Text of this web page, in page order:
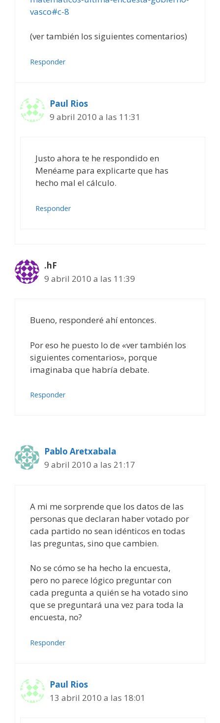
vasco#c-8
(ver también los siguientes comentarios)
Responder
Paul Rios
9 abril 2010 a las 11:31
Justo ahora te he respondido en
Menéame para explicarte que has
hecho mal el cálculo.
Responder
.hF
9 abril 2010 a las 11:39
Bueno, responderé ahí entonces.
Por eso he puesto lo de «ver también los
siguientes comentarios», porque
imaginaba que habría debate.
Responder
Pablo Aretxabala
9 abril 2010 a las 21:17
A mi me sorprende que los datos de las
personas que declaran haber votado por
cada partido no sean idénticos en todas
las preguntas, sino que cambien.
No se cómo se ha hecho la encuesta,
pero no parece lógico preguntar con
cada pregunta a quién se ha votado sino
que se preguntará una vez para toda la
encuesta, no?
Responder
Paul Rios
13 abril 2010 a las 18:01